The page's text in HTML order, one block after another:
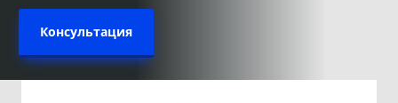
Консультация